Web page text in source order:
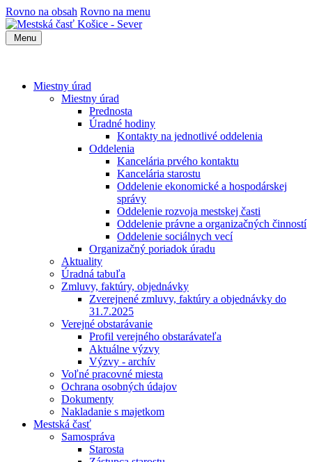
Rovno na obsah Rovno na menu
Menu
Miestny úrad
Miestny úrad
Prednosta
Úradné hodiny
Kontakty na jednotlivé oddelenia
Oddelenia
Kancelária prvého kontaktu
Kancelária starostu
Oddelenie ekonomické a hospodárskej
správy
Oddelenie rozvoja mestskej časti
Oddelenie právne a organizačných činností
Oddelenie sociálnych vecí
Organizačný poriadok úradu
Aktuality
Úradná tabuľa
Zmluvy, faktúry, objednávky
Zverejnené zmluvy, faktúry a objednávky do
31.7.2025
Verejné obstarávanie
Profil verejného obstarávateľa
Aktuálne výzvy
Výzvy - archív
Voľné pracovné miesta
Ochrana osobných údajov
Dokumenty
Nakladanie s majetkom
Mestská časť
Samospráva
Starosta